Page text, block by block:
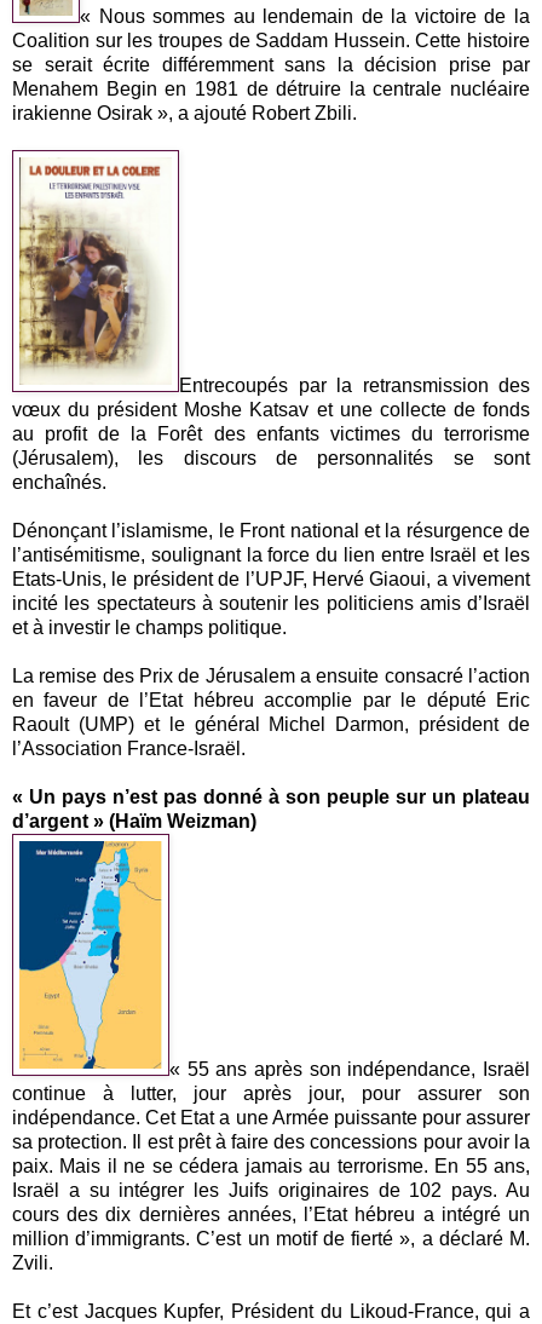
« Nous sommes au lendemain de la victoire de la
Coalition sur les troupes de Saddam Hussein. Cette histoire
se serait écrite différemment sans la décision prise par
Menahem Begin en 1981 de détruire la centrale nucléaire
irakienne Osirak », a ajouté Robert Zbili.
Entrecoupés par la retransmission des
vœux du président Moshe Katsav et une collecte de fonds
au profit de la Forêt des enfants victimes du terrorisme
(Jérusalem), les discours de personnalités se sont
enchaînés.
Dénonçant l’islamisme, le Front national et la résurgence de
l’antisémitisme, soulignant la force du lien entre Israël et les
Etats-Unis, le président de l’UPJF, Hervé Giaoui, a vivement
incité les spectateurs à soutenir les politiciens amis d’Israël
et à investir le champs politique.
La remise des Prix de Jérusalem a ensuite consacré l’action
en faveur de l’Etat hébreu accomplie par le député Eric
Raoult (UMP) et le général Michel Darmon, président de
l’Association France-Israël.
« Un pays n’est pas donné à son peuple sur un plateau
d’argent » (Haïm Weizman)
« 55 ans après son indépendance, Israël
continue à lutter, jour après jour, pour assurer son
indépendance. Cet Etat a une Armée puissante pour assurer
sa protection. Il est prêt à faire des concessions pour avoir la
paix. Mais il ne se cédera jamais au terrorisme. En 55 ans,
Israël a su intégrer les Juifs originaires de 102 pays. Au
cours des dix dernières années, l’Etat hébreu a intégré un
million d’immigrants. C’est un motif de fierté », a déclaré M.
Zvili.
Et c’est Jacques Kupfer, Président du Likoud-France, qui a